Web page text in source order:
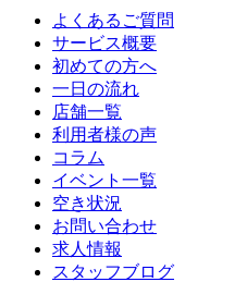
よくあるご質問
サービス概要
初めての方へ
一日の流れ
店舗一覧
利用者様の声
コラム
イベント一覧
空き状況
お問い合わせ
求人情報
スタッフブログ